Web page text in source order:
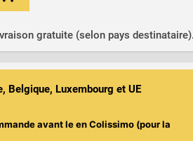
gratuite (selon pays destinataire).
Belgique, Luxembourg et UE
avant leen Colissimo (pour la